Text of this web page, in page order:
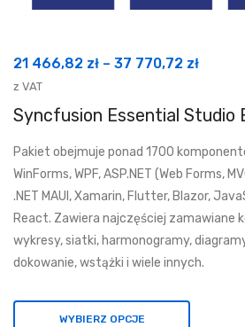
21 466,82 zł – 37 770,72 złZakres
od
do
37
z VAT
Syncfusion Essential Studio
Pakiet obejmuje ponad 1700
WinForms, WPF, ASP.NET (Web Forms,
.NET MAUI, Xamarin, Flutter, Blazor,
React. Zawiera najczęściej zamawiane
wykresy, siatki, harmonogramy,
dokowanie, wstążki i wiele innych.
WYBIERZ OPCJE